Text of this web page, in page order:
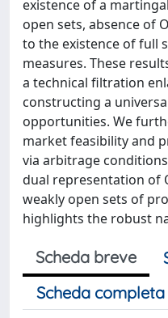
existence of a
open sets, absence of
to the existence of full
measures. These
a technical filtration
constructing a
opportunities. We
market feasibility and
via arbitrage
dual representation of
weakly open sets of
highlights the robust
Scheda breve
Scheda completa